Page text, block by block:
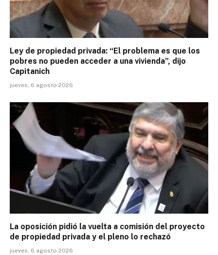
Ley de propiedad privada: “El problema es que los
pobres no pueden acceder a una vivienda”, dijo
Capitanich
jueves, 6 agosto 2026
La oposición pidió la vuelta a comisión del proyecto
de propiedad privada y el pleno lo rechazó
jueves, 6 agosto 2026